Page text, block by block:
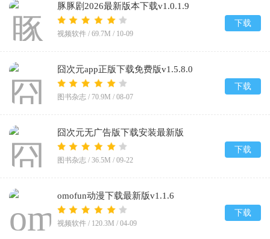
豚豚剧2026最新版本下载v1.0.1.9
视频软件 / 69.7M / 10-09
下载
囧次元app正版下载免费版v1.5.8.0
图书杂志 / 70.9M / 08-07
下载
囧次元无广告版下载安装最新版
2026v1.5.8.0
图书杂志 / 36.5M / 09-22
下载
omofun动漫下载最新版v1.1.6
视频软件 / 120.3M / 04-09
下载